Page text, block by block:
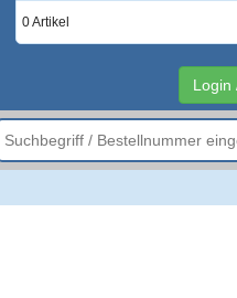
Login
0 Artikel